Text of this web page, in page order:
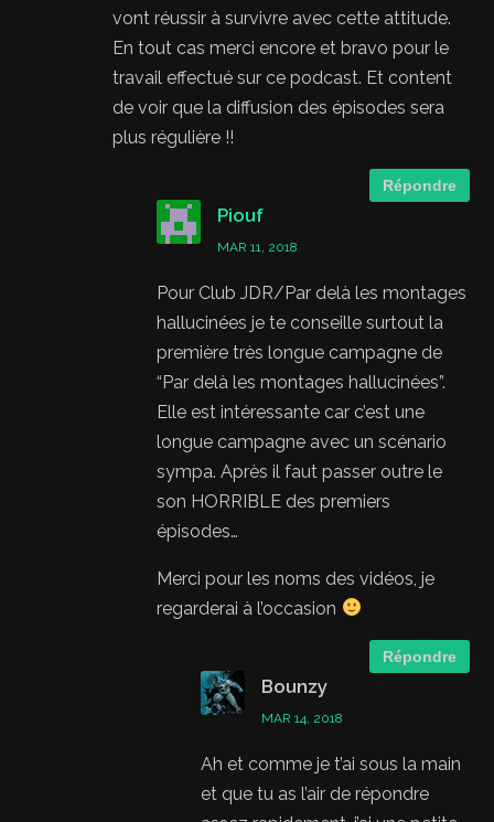
vont réussir à survivre avec cette attitude.
En tout cas merci encore et bravo pour le
travail effectué sur ce podcast. Et content
de voir que la diffusion des épisodes sera
plus régulière !!
Répondre
Piouf
MAR 11, 2018
Pour Club JDR/Par delà les montages
hallucinées je te conseille surtout la
première très longue campagne de
“Par delà les montages hallucinées”.
Elle est intéressante car c’est une
longue campagne avec un scénario
sympa. Après il faut passer outre le
son HORRIBLE des premiers
épisodes…
Merci pour les noms des vidéos, je
regarderai à l’occasion
Répondre
Bounzy
MAR 14, 2018
Ah et comme je t’ai sous la main
et que tu as l’air de répondre